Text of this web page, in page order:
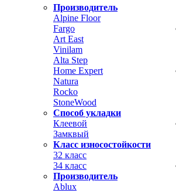
Производитель
Alpine Floor
Fargo
Art East
Vinilam
Alta Step
Home Expert
Natura
Rocko
StoneWood
Способ укладки
Клеевой
Замквый
Класс износостойкости
32 класс
34 класс
Производитель
Ablux